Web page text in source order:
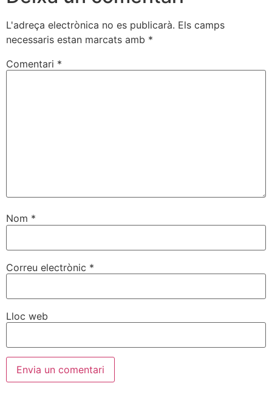
L'adreça electrònica no es publicarà. Els camps
necessaris estan marcats amb *
Comentari *
Nom *
Correu electrònic *
Lloc web